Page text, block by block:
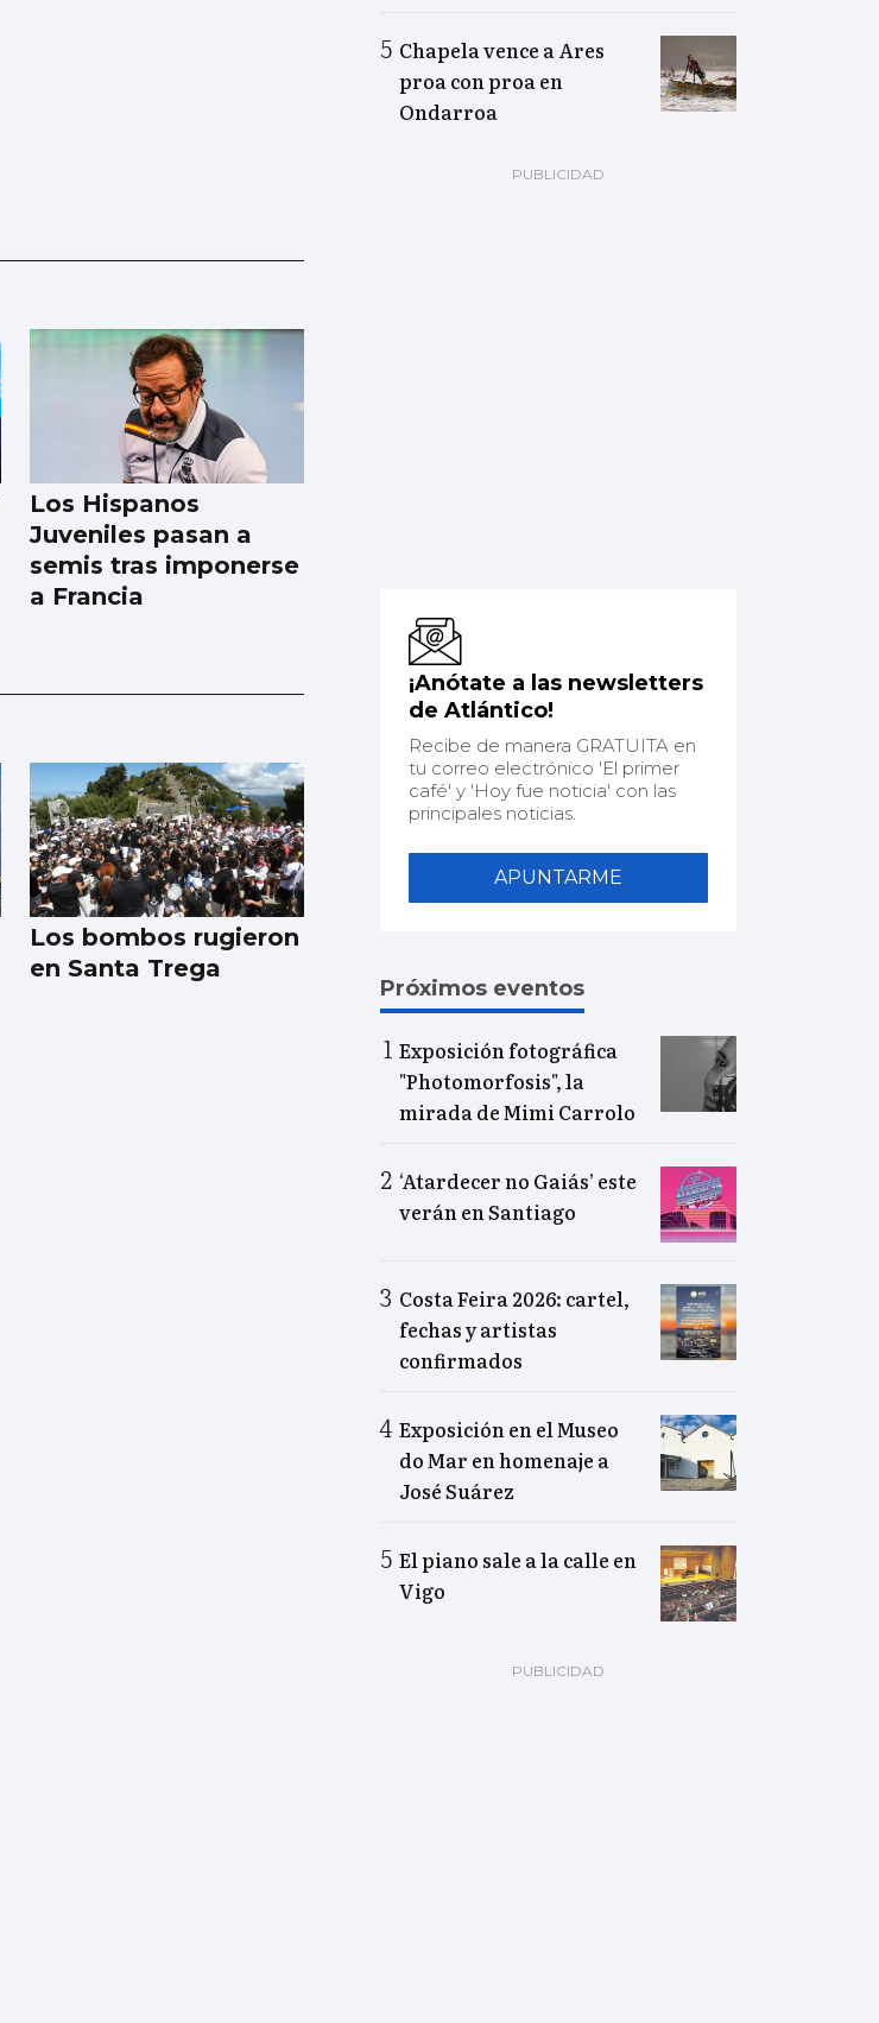
Los Hispanos
Juveniles pasan a
semis tras imponerse
a Francia
Los bombos rugieron
en Santa Trega
Chapela vence a Ares
proa con proa en
Ondarroa
¡Anótate a las newsletters
de Atlántico!
Recibe de manera GRATUITA en
tu correo electrónico 'El primer
café' y 'Hoy fue noticia' con las
principales noticias.
APUNTARME
Próximos eventos
Exposición fotográfica
"Photomorfosis", la
mirada de Mimi Carrolo
‘Atardecer no Gaiás’ este
verán en Santiago
Costa Feira 2026: cartel,
fechas y artistas
confirmados
Exposición en el Museo
do Mar en homenaje a
José Suárez
El piano sale a la calle en
Vigo